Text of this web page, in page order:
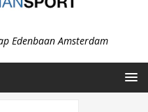
Edenbaan Amsterdam